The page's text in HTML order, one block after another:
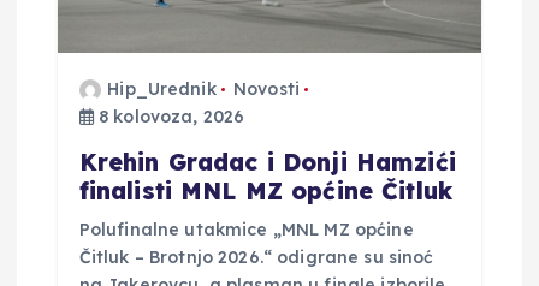
Hip_Urednik
Novosti
8 kolovoza, 2026
Krehin Gradac i Donji Hamzići
finalisti MNL MZ općine Čitluk
Polufinalne utakmice „MNL MZ općine
Čitluk – Brotnjo 2026.“ odigrane su sinoć